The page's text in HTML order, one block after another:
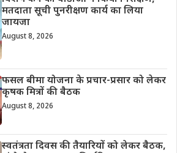
मतदाता सूची पुनरीक्षण कार्य का लिया
जायजा
August 8, 2026
फसल बीमा योजना के प्रचार-प्रसार को लेकर
कृषक मित्रों की बैठक
August 8, 2026
स्वतंत्रता दिवस की तैयारियों को लेकर बैठक,